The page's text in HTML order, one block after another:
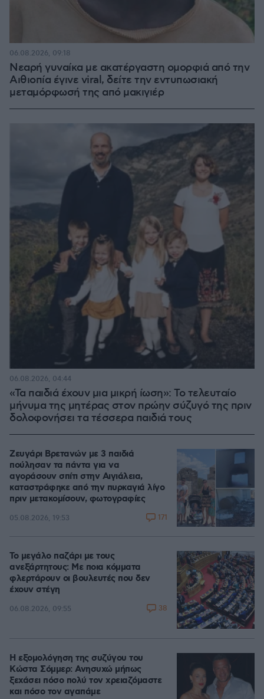
Νεαρή γυναίκα με ακατέργαστη ομορφιά από την
Αιθιοπία έγινε viral, δείτε την εντυπωσιακή
μεταμόρφωσή της από μακιγιέρ
06.08.2026, 09:18
«Τα παιδιά έχουν μια μικρή ίωση»: Το τελευταίο
μήνυμα της μητέρας στον πρώην σύζυγό της πριν
δολοφονήσει τα τέσσερα παιδιά τους
06.08.2026, 04:44
Ζευγάρι Βρετανών με 3 παιδιά
πούλησαν τα πάντα για να
αγοράσουν σπίτι στην Αιγιάλεια,
καταστράφηκε από την πυρκαγιά λίγο
πριν μετακομίσουν, φωτογραφίες
05.08.2026, 19:53 171
Το μεγάλο παζάρι με τους
ανεξάρτητους: Με ποια κόμματα
φλερτάρουν οι βουλευτές που δεν
έχουν στέγη
06.08.2026, 09:55 38
Η εξομολόγηση της συζύγου του
Κώστα Σόμμερ: Ανησυχώ μήπως
ξεχάσει πόσο πολύ τον χρειαζόμαστε
και πόσο τον αγαπάμε